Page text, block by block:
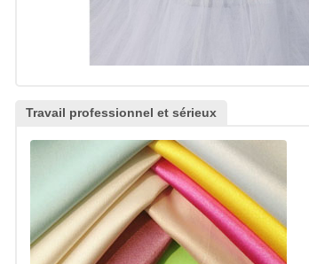
Travail professionnel et sérieux